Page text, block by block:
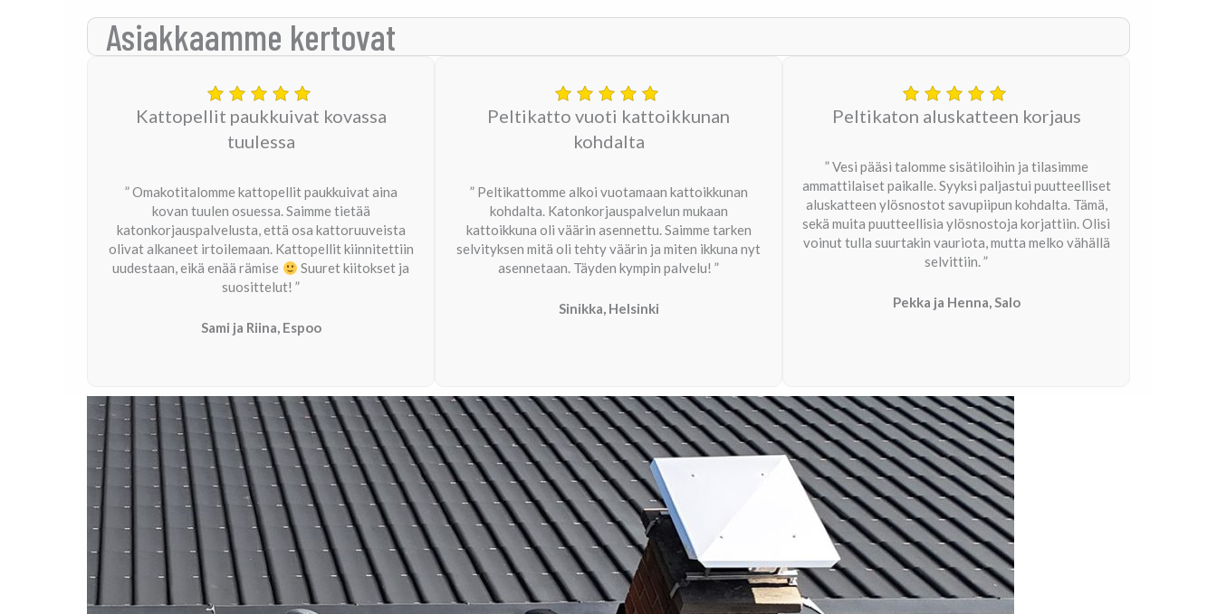
Asiakkaamme kertovat
Kattopellit paukkuivat kovassa
tuulessa
” Omakotitalomme kattopellit paukkuivat aina
kovan tuulen osuessa. Saimme tietää
katonkorjauspalvelusta, että osa kattoruuveista
olivat alkaneet irtoilemaan. Kattopellit kiinnitettiin
uudestaan, eikä enää rämise
Suuret kiitokset ja
suosittelut! ”
Sami ja Riina, Espoo
Peltikatto vuoti kattoikkunan
kohdalta
” Peltikattomme alkoi vuotamaan kattoikkunan
kohdalta. Katonkorjauspalvelun mukaan
kattoikkuna oli väärin asennettu. Saimme tarken
selvityksen mitä oli tehty väärin ja miten ikkuna nyt
asennetaan. Täyden kympin palvelu! ”
Sinikka, Helsinki
Peltikaton aluskatteen korjaus
” Vesi pääsi talomme sisätiloihin ja tilasimme
ammattilaiset paikalle. Syyksi paljastui puutteelliset
aluskatteen ylösnostot savupiipun kohdalta. Tämä,
sekä muita puutteellisia ylösnostoja korjattiin. Olisi
voinut tulla suurtakin vauriota, mutta melko vähällä
selvittiin. ”
Pekka ja Henna, Salo